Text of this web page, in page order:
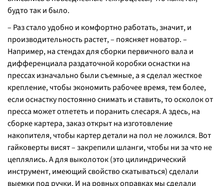
будто так и было.
– Раз стало удобно и комфортно работать, значит, и
производительность растет, – поясняет новатор. –
Например, на стендах для сборки первичного вала и
дифференциала раздаточной коробки оснастки на
прессах изначально были съемные, а я сделал жесткое
крепление, чтобы экономить рабочее время, тем более,
если оснастку постоянно снимать и ставить, то осколок от
пресса может отлететь и поранить слесаря. А здесь, на
сборке картера, заказ открыт на изготовление
накопителя, чтобы картер детали на пол не ложился. Вот
гайковерты висят – закрепили шланги, чтобы ни за что не
цеплялись. А для выколоток (это цилиндрический
инструмент, имеющий свойство скатываться) сделали
выемки под ручки. И на ровных оправках мы сделали